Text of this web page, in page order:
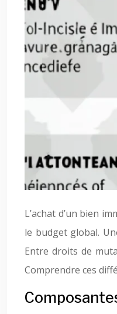
L’achat d’un bien
le budget global.
Entre droits de
Comprendre ces